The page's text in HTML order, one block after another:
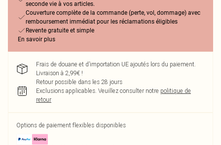
seconde vie à vos articles.
Couverture complète de la commande (perte, vol, dommage) avec
remboursement immédiat pour les réclamations éligibles
Revente gratuite et simple
En savoir plus
Frais de douane et d’importation UE ajoutés lors du paiement.
Livraison à 2,99€ !
Retour possible dans les 28 jours
Exclusions applicables. Veuillez consulter notre politique de
retour
Options de paiement flexibles disponibles